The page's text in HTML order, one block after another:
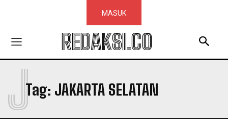
MASUK
REDAKSI.CO
Tag: JAKARTA SELATAN
J